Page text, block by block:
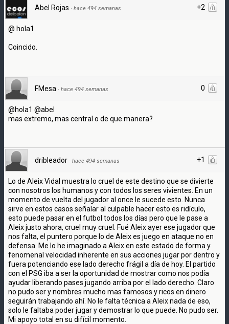
+2
Abel Rojas · hace 494 semanas
@ hola1
Coincido.
0
FMesa · hace 494 semanas
@hola1 @abel
mas extremo, mas central o de que manera?
+1
dribleador · hace 494 semanas
Lo de Aleix Vidal muestra lo cruel de este destino que se divierte
con nosotros los humanos y con todos los seres vivientes. En un
momento de vuelta del jugador al once le sucede esto. Nunca
sirve en estos casos señalar al culpable hacer esto es ridículo,
esto puede pasar en el futbol todos los días pero que le pase a
Aleix justo ahora, cruel muy cruel. Fué Aleix ayer ese jugador que
nos falta, el puntero porque lo de Aleix es juego en ataque no en
defensa. Me lo he imaginado a Aleix en este estado de forma y
fenomenal velocidad inherente en sus acciones jugar por dentro y
fuera potenciando ese lado derecho frágil a día de hoy. El partido
con el PSG iba a ser la oportunidad de mostrar como nos podía
ayudar liberando pases jugando arriba por el lado derecho. Claro
no pudo ser y nombres mucho mas famosos y ricos en dinero
seguirán trabajando ahí. No le falta técnica a Aleix nada de eso,
solo le faltaba poder jugar y demostrar lo que puede. No pudo ser.
Mi apoyo total en su difícil momento.